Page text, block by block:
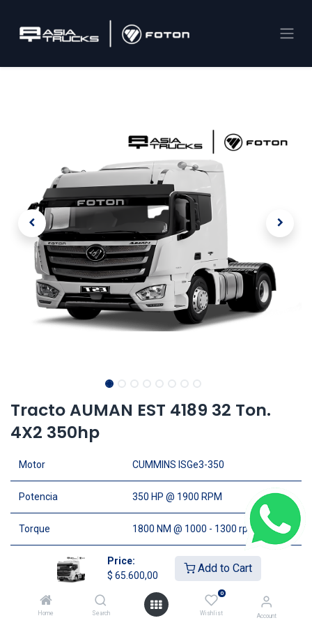
Price:
$ 65.600,00
Add to Cart
Home Search
0
Wishlist Account
Tracto AUMAN EST 4189 32 Ton.
4X2 350hp
Motor CUMMINS ISGe3-350
Potencia 350 HP @ 1900 RPM
Torque 1800 NM @ 1000 - 1300 rpm
Transmision Hidraúlica asistida ZF
Cabina Techo alto con A/C & Calefacción